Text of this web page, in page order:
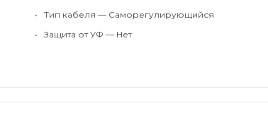
•
Тип кабеля — Саморегулирующийся
•
Защита от УФ — Нет